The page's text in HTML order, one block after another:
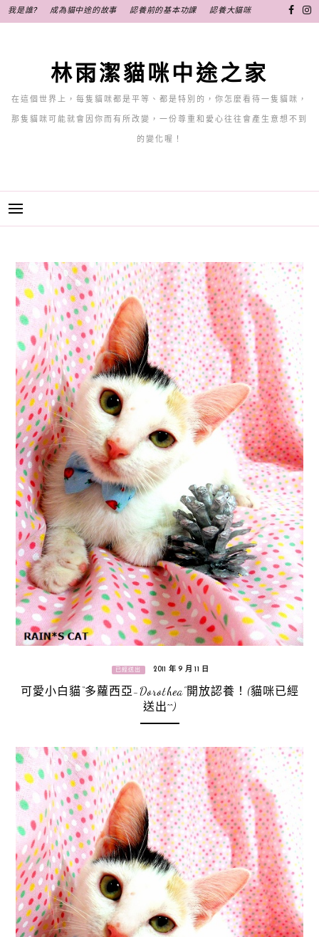
至
我是誰? 成為貓中途的故事 認養前的基本功課 認養大貓咪
林雨潔貓咪中途之家
在這個世界上，每隻貓咪都是平等、都是特別的，你怎麼看待一隻貓咪，
那隻貓咪可能就會因你而有所改變，一份尊重和愛心往往會產生意想不到
的變化喔！
已經送出 2011 年 9 月 11 日
可愛小白貓“多蘿西亞-Dorothea”開放認養！(貓咪已經
送出^^)